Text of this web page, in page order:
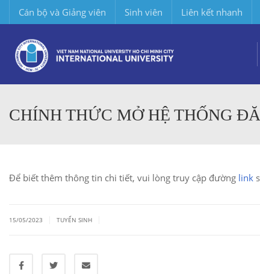
Cán bộ và Giảng viên Sinh viên Liên kết nhanh
CHÍNH THỨC MỞ HỆ THỐNG
Để biết thêm thông tin chi tiết, vui lòng truy cập đường link
15/05/2023 TUYỂN SINH